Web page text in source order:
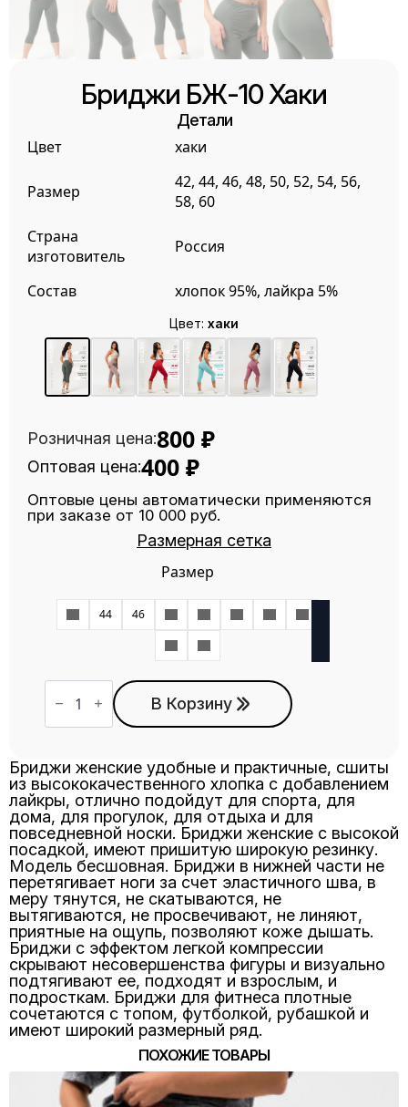
Бриджи БЖ-10 Хаки
Детали
Цвет хаки
Размер
42, 44, 46, 48, 50, 52, 54, 56,
58, 60
Страна
изготовитель
Россия
Состав хлопок 95%, лайкра 5%
Цвет: хаки
Розничная цена:800 ₽
Оптовая цена:400 ₽
Оптовые цены автоматически применяются
при заказе от 10 000 руб.
Размерная сетка
Размер
42 44 46 48 50 52 54
56
58
60
Количество
товара
Бриджи
БЖ-10
В Корзину
Бриджи женские удобные и практичные, сшиты
из высококачественного хлопка с добавлением
лайкры, отлично подойдут для спорта, для
дома, для прогулок, для отдыха и для
повседневной носки. Бриджи женские с высокой
посадкой, имеют пришитую широкую резинку.
Модель бесшовная. Бриджи в нижней части не
перетягивает ноги за счет эластичного шва, в
меру тянутся, не скатываются, не
вытягиваются, не просвечивают, не линяют,
приятные на ощупь, позволяют коже дышать.
Бриджи с эффектом легкой компрессии
скрывают несовершенства фигуры и визуально
подтягивают ее, подходят и взрослым, и
подросткам. Бриджи для фитнеса плотные
сочетаются с топом, футболкой, рубашкой и
имеют широкий размерный ряд.
ПОХОЖИЕ ТОВАРЫ